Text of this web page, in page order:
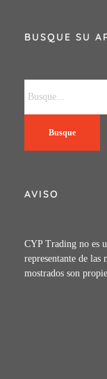
BUSQUE SU
Busque
AVISO
CYP Trading no es
representante de las
mostrados son